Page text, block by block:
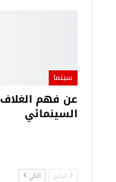
سينما
عن فهم الغلاف
السينمائي
السابق التالي